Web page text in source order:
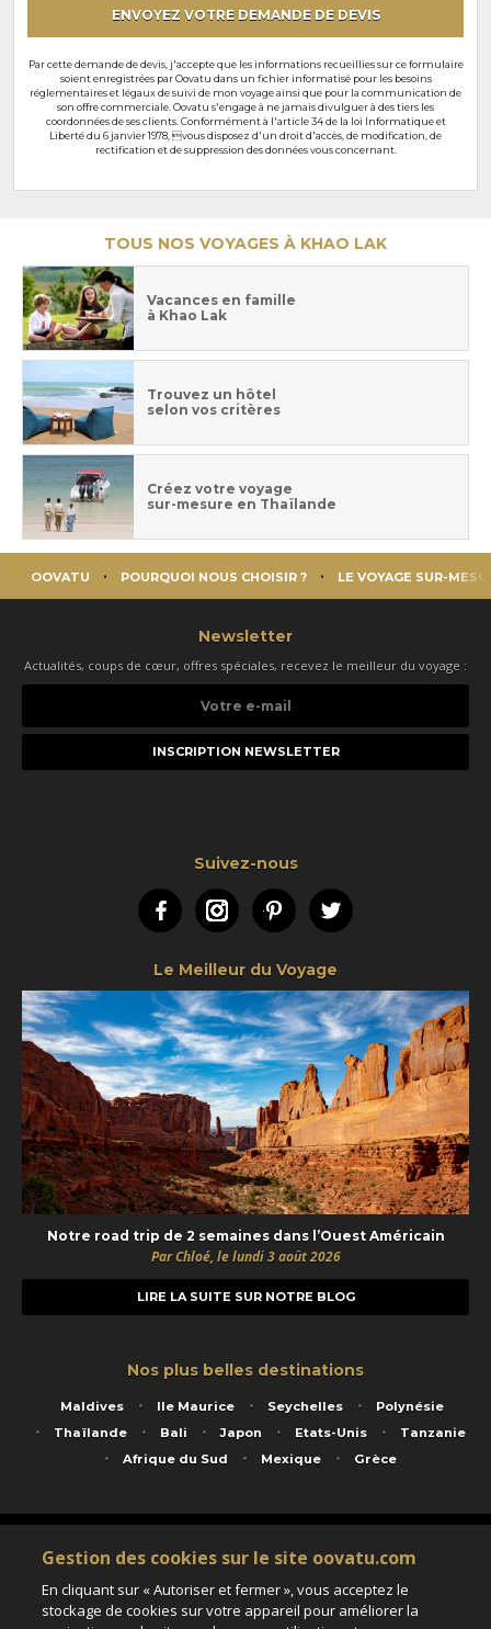
ENVOYEZ VOTRE DEMANDE DE DEVIS
Par cette demande de devis, j'accepte que les informations recueillies sur ce formulaire
soient enregistrées par Oovatu dans un fichier informatisé pour les besoins
réglementaires et légaux de suivi de mon voyage ainsi que pour la communication de
son offre commerciale. Oovatu s'engage à ne jamais divulguer à des tiers les
coordonnées de ses clients. Conformément à l'article 34 de la loi Informatique et
Liberté du 6 janvier 1978, vous disposez d'un droit d'accès, de modification, de
rectification et de suppression des données vous concernant.
TOUS NOS VOYAGES À KHAO LAK
Vacances en famille
à Khao Lak
Trouvez un hôtel
selon vos critères
Créez votre voyage
sur-mesure en Thaïlande
OOVATU POURQUOI NOUS CHOISIR ? LE VOYAGE SUR-
Newsletter
Actualités, coups de cœur, offres spéciales, recevez le meilleur du voyage :
e-
Suivez-nous
FacebookInstagramPinterestTwitter
Le Meilleur du Voyage
Notre road trip de 2 semaines dans l’Ouest Américain
Par Chloé, le lundi 3 août 2026
LIRE LA SUITE SUR NOTRE BLOG
Nos plus belles destinations
Maldives Ile Maurice Seychelles
Polynésie
Thaïlande
Bali Japon Etats-Unis
Tanzanie
Afrique du Sud
Mexique Grèce
Service animé par Nautil Voyages - 22 rue Georges Picquart 75017 Paris - S.A.S
au capital de 155 696 euros - RCS Paris B 423 671 973 - Code APE 7911Z
Matricule Atout France IM075100020 - Garantie financière Groupama - Agrément IATA
Assurance responsabilité civile et professionnelle HISCOX RCP0081066
Gestion des cookies sur le site oovatu.com
En cliquant sur « Autoriser et fermer », vous acceptez le
stockage de cookies sur votre appareil pour améliorer la